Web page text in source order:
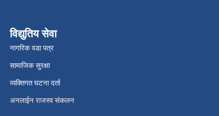
विद्युतिय सेवा
नागरिक वडा पत्र
सामाजिक सुरक्षा
व्यक्तिगत घटना दर्ता
अनलाईन राजस्व संकलन